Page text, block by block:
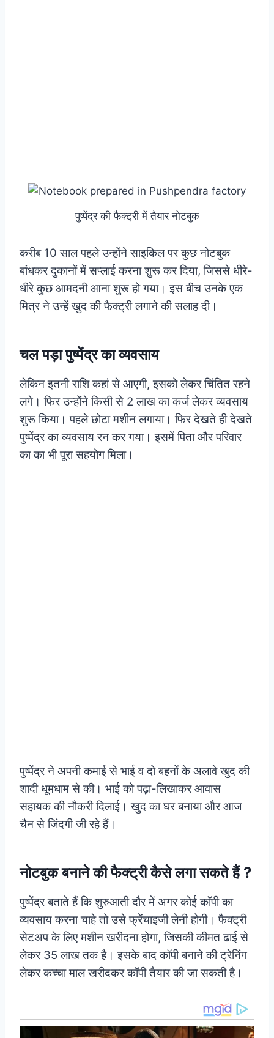
पुष्पेंद्र की फैक्ट्री में तैयार नोटबुक
करीब 10 साल पहले उन्होंने साइकिल पर कुछ नोटबुक
बांधकर दुकानों में सप्लाई करना शुरू कर दिया, जिससे धीरे-
धीरे कुछ आमदनी आना शुरू हो गया। इस बीच उनके एक
मित्र ने उन्हें खुद की फैक्ट्री लगाने की सलाह दी।
चल पड़ा पुष्पेंद्र का व्यवसाय
लेकिन इतनी राशि कहां से आएगी, इसको लेकर चिंतित रहने
लगे। फिर उन्होंने किसी से 2 लाख का कर्ज लेकर व्यवसाय
शुरू किया। पहले छोटा मशीन लगाया। फिर देखते ही देखते
पुष्पेंद्र का व्यवसाय रन कर गया। इसमें पिता और परिवार
का का भी पूरा सहयोग मिला।
पुष्पेंद्र ने अपनी कमाई से भाई व दो बहनों के अलावे खुद की
शादी धूमधाम से की। भाई को पढ़ा-लिखाकर आवास
सहायक की नौकरी दिलाई। खुद का घर बनाया और आज
चैन से जिंदगी जी रहे हैं।
नोटबुक बनाने की फैक्ट्री कैसे लगा सकते हैं ?
पुष्पेंद्र बताते हैं कि शुरुआती दौर में अगर कोई कॉपी का
व्यवसाय करना चाहे तो उसे फ्रेंचाइजी लेनी होगी। फैक्ट्री
सेटअप के लिए मशीन खरीदना होगा, जिसकी कीमत ढाई से
लेकर 35 लाख तक है। इसके बाद कॉपी बनाने की ट्रेनिंग
लेकर कच्चा माल खरीदकर कॉपी तैयार की जा सकती है।